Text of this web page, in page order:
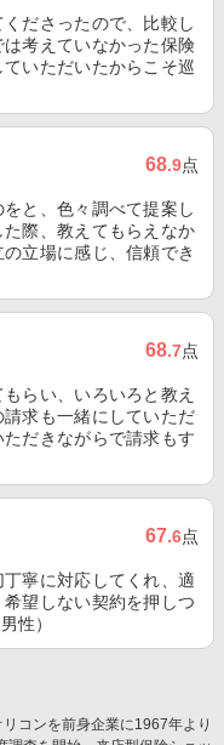
ださったので、比較し
考えていなかった保険
いただいたからこそ巡
68.9点
と、色々調べて提案し
際、教えてもらえなか
立場に感じ、信頼でき
68.7点
らい、いろいろと教え
求も一緒にしていただ
だきながらで請求もす
67.6点
寧に対応してくれ、適
望しない契約を押しつ
性）
コンを前身企業に1967年より